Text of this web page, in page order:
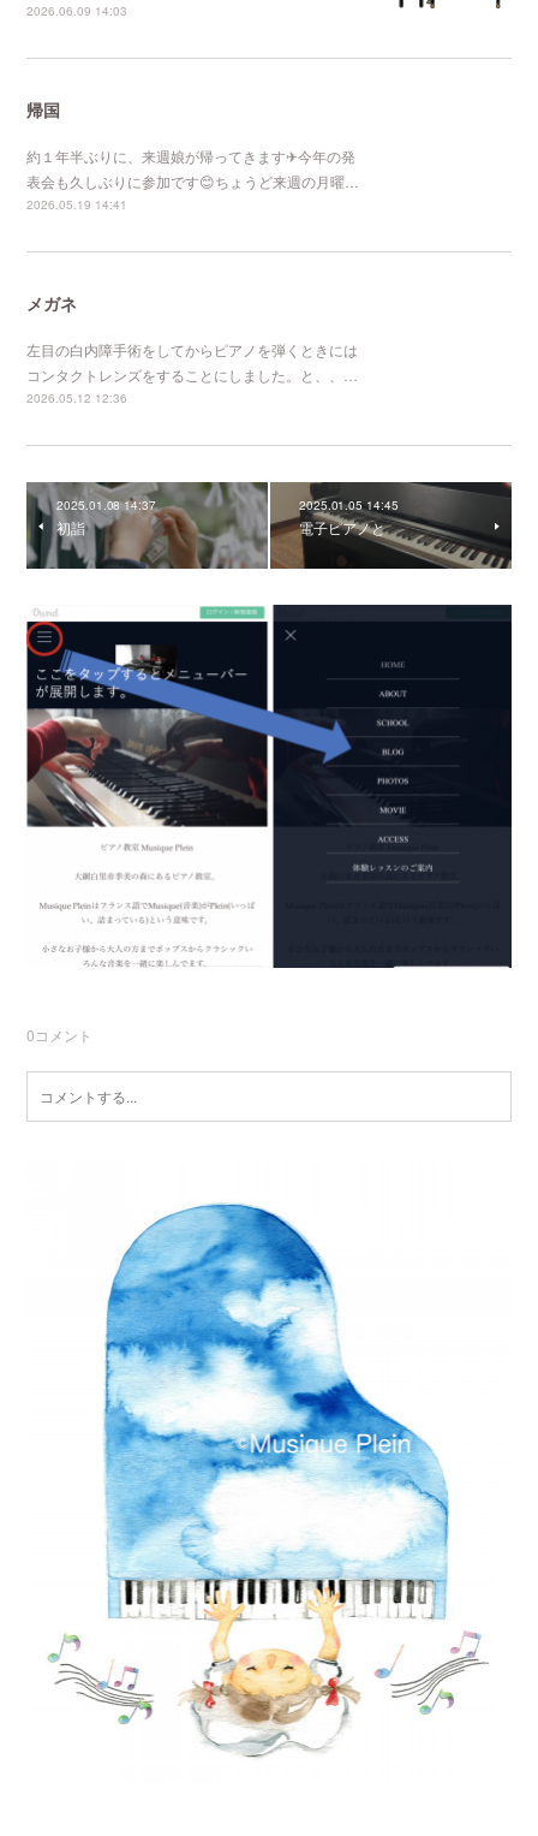
2026.06.09 14:03
帰国
約１年半ぶりに、来週娘が帰ってきます✈今年の発
表会も久しぶりに参加です😊ちょうど来週の月曜…
2026.05.19 14:41
メガネ
左目の白内障手術をしてからピアノを弾くときには
コンタクトレンズをすることにしました。と、、…
2026.05.12 12:36
2025.01.08 14:37
初詣
2025.01.05 14:45
電子ピアノと
0コメント